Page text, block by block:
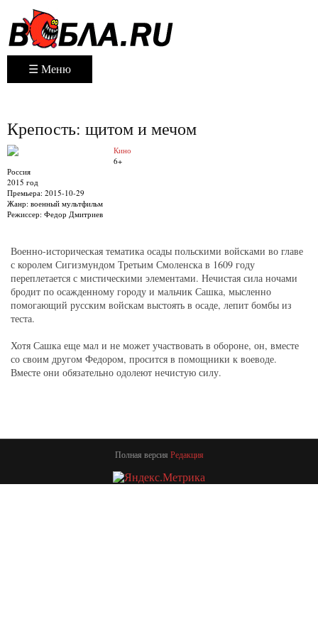
☰ Меню
Крепость: щитом и мечом
Кино
6+
Россия
2015 год
Премьера: 2015-10-29
Жанр: военный мультфильм
Режиссер: Федор Дмитриев
Военно-историческая тематика осады польскими войсками во главе
с королем Сигизмундом Третьим Смоленска в 1609 году
переплетается с мистическими элементами. Нечистая сила ночами
бродит по осажденному городу и мальчик Сашка, мысленно
помогающий русским войскам выстоять в осаде, лепит бомбы из
теста.
Хотя Сашка еще мал и не может участвовать в обороне, он, вместе
со своим другом Федором, просится в помощники к воеводе.
Вместе они обязательно одолеют нечистую силу.
Полная версия Редакция